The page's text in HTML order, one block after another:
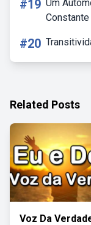
#19 Um
#20
Related Posts
Voz Da